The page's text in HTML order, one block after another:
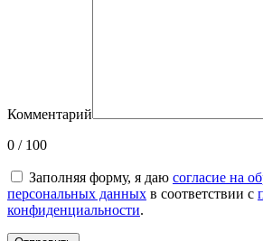
Комментарий
0 / 100
Заполняя форму, я даю согласие на
персональных данных в соответствии с
конфиденциальности.